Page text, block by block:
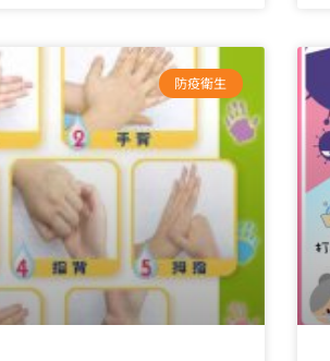
防疫衛生